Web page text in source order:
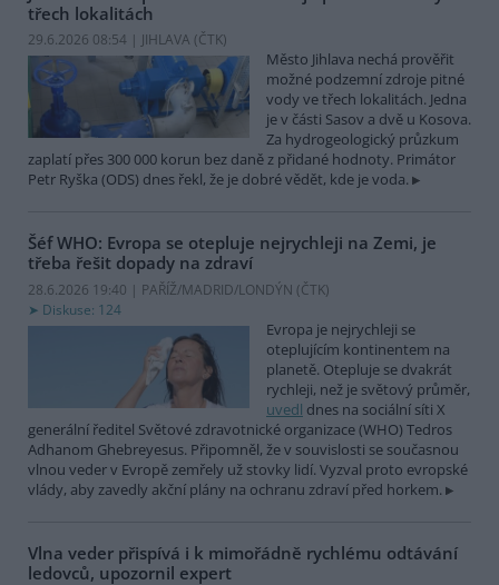
třech lokalitách
29.6.2026 08:54 | JIHLAVA (ČTK)
Město Jihlava nechá prověřit
možné podzemní zdroje pitné
vody ve třech lokalitách. Jedna
je v části Sasov a dvě u Kosova.
Za hydrogeologický průzkum
zaplatí přes 300 000 korun bez daně z přidané hodnoty. Primátor
Petr Ryška (ODS) dnes řekl, že je dobré vědět, kde je voda.
Šéf WHO: Evropa se otepluje nejrychleji na Zemi, je
třeba řešit dopady na zdraví
28.6.2026 19:40 | PAŘÍŽ/MADRID/LONDÝN (ČTK)
Diskuse: 124
Evropa je nejrychleji se
oteplujícím kontinentem na
planetě. Otepluje se dvakrát
rychleji, než je světový průměr,
uvedl dnes na sociální síti X
generální ředitel Světové zdravotnické organizace (WHO) Tedros
Adhanom Ghebreyesus. Připomněl, že v souvislosti se současnou
vlnou veder v Evropě zemřely už stovky lidí. Vyzval proto evropské
vlády, aby zavedly akční plány na ochranu zdraví před horkem.
Vlna veder přispívá i k mimořádně rychlému odtávání
ledovců, upozornil expert